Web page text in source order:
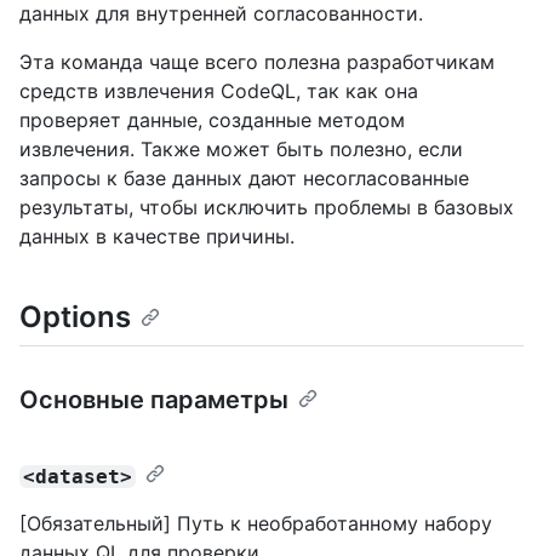
данных для внутренней согласованности.
Эта команда чаще всего полезна разработчикам
средств извлечения CodeQL, так как она
проверяет данные, созданные методом
извлечения. Также может быть полезно, если
запросы к базе данных дают несогласованные
результаты, чтобы исключить проблемы в базовых
данных в качестве причины.
Options
Основные параметры
<dataset>
[Обязательный] Путь к необработанному набору